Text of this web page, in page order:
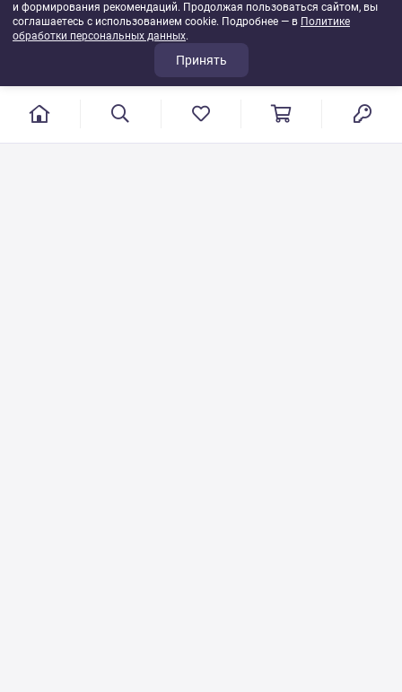
и формирования рекомендаций. Продолжая пользоваться сайтом, вы
соглашаетесь с использованием cookie. Подробнее — в Политике
обработки персональных данных.
Принять